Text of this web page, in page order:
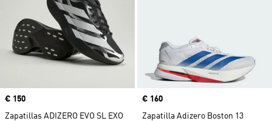
Precio
€ 150
Zapatillas ADIZERO EVO SL EXO
Precio
€ 160
Zapatilla Adizero Boston 13